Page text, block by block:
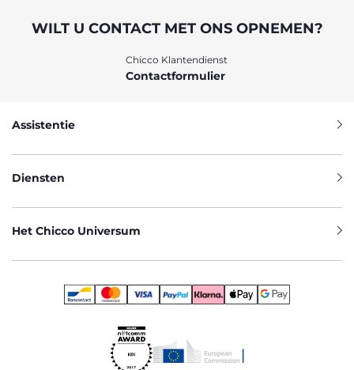
WILT U CONTACT MET ONS OPNEMEN?
Chicco Klantendienst
Contactformulier
Assistentie
Diensten
Het Chicco Universum